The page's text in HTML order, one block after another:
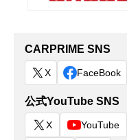
CARPRIME SNS
X FaceBook
公式YouTube SNS
X YouTube